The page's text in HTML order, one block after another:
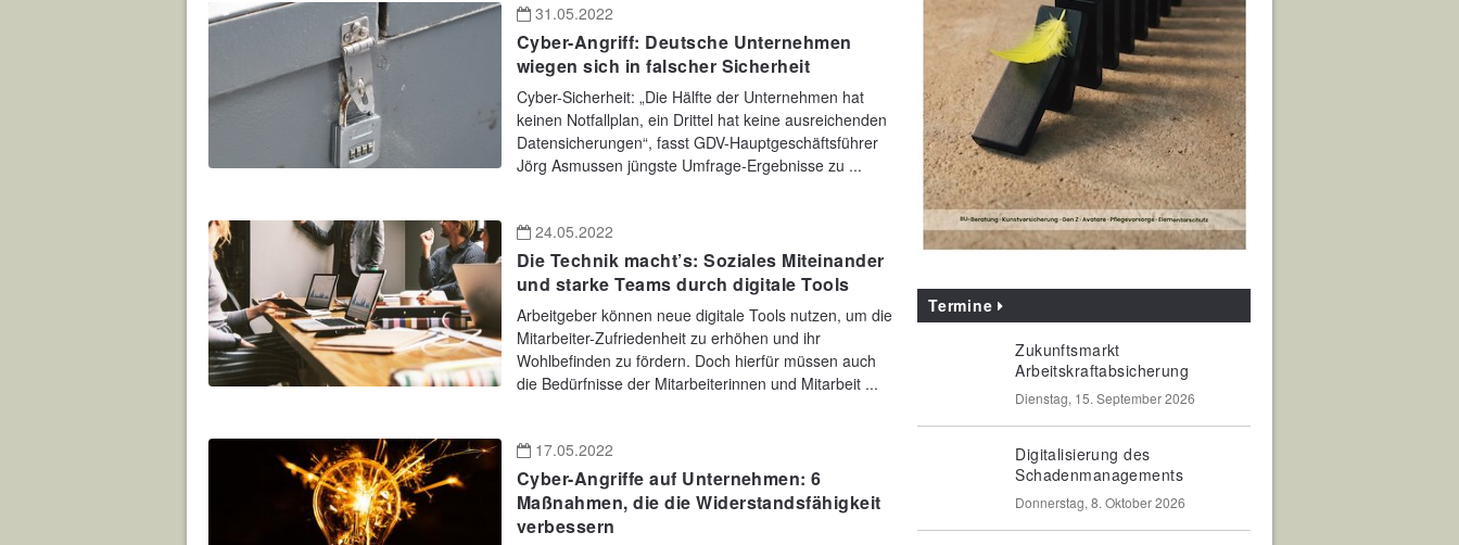
31.05.2022
Cyber-Angriff: Deutsche Unternehmen
wiegen sich in falscher Sicherheit
Cyber-Sicherheit: „Die Hälfte der Unternehmen hat
keinen Notfallplan, ein Drittel hat keine ausreichenden
Datensicherungen“, fasst GDV-Hauptgeschäftsführer
Jörg Asmussen jüngste Umfrage-Ergebnisse zu ...
24.05.2022
Die Technik macht’s: Soziales Miteinander
und starke Teams durch digitale Tools
Arbeitgeber können neue digitale Tools nutzen, um die
Mitarbeiter-Zufriedenheit zu erhöhen und ihr
Wohlbefinden zu fördern. Doch hierfür müssen auch
die Bedürfnisse der Mitarbeiterinnen und Mitarbeit ...
17.05.2022
Cyber-Angriffe auf Unternehmen: 6
Maßnahmen, die die Widerstandsfähigkeit
verbessern
Termine
Zukunftsmarkt
Arbeitskraftabsicherung
Dienstag, 15. September 2026
Digitalisierung des
Schadenmanagements
Donnerstag, 8. Oktober 2026